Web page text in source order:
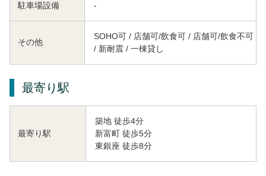
駐車場設備 -
その他
SOHO可 / 店舗可/飲食可 / 店舗可/飲食不可
/ 新耐震 / 一棟貸し
最寄り駅
最寄り駅
築地 徒歩4分
新富町 徒歩5分
東銀座 徒歩8分